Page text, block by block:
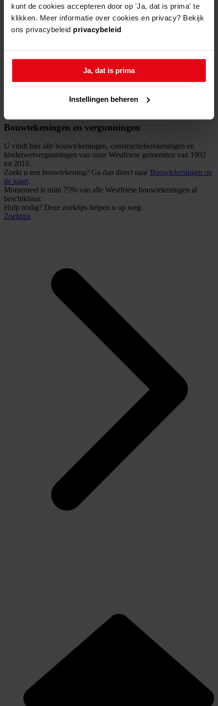
kunt de cookies accepteren door op 'Ja, dat is prima' te
klikken. Meer informatie over cookies en privacy? Bekijk
ons privacybeleid privacybeleid
Ja, dat is prima
Instellingen beheren
Vergunningen
Bouwtekeningen en vergunningen
U vindt hier alle bouwtekeningen, constructieberekeningen en
hinderwetvergunningen van onze Westfriese gemeenten van 1902
tot 2010.
Zoekt u een bouwtekening? Ga dan direct naar Bouwtekeningen op
de kaart.
Momenteel is ruim 75% van alle Westfriese bouwtekeningen al
beschikbaar.
Hulp nodig? Deze zoektips helpen u op weg.
Zoektips